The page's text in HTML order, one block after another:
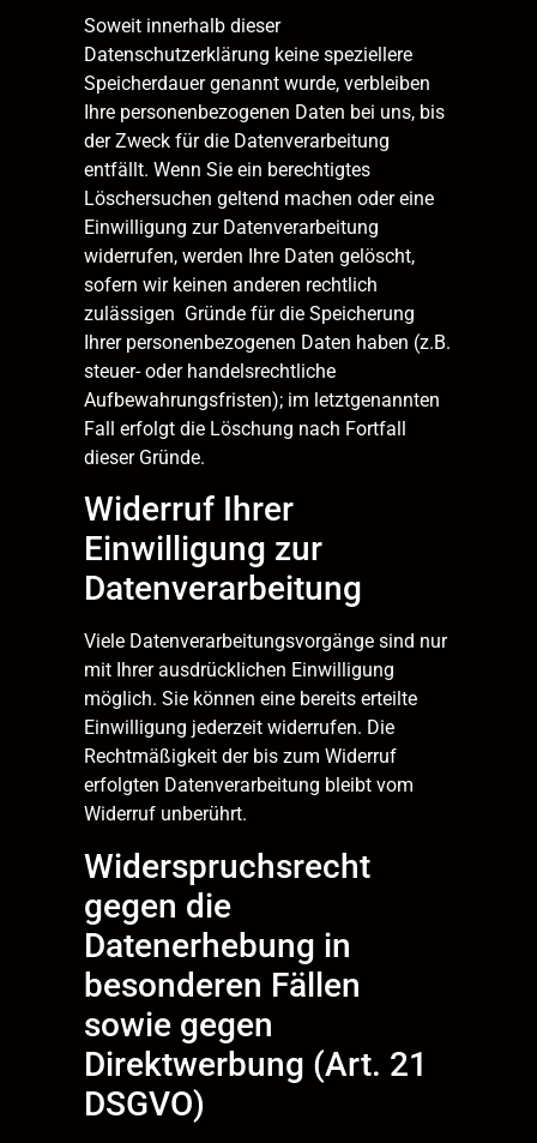
Soweit innerhalb dieser
Datenschutzerklärung keine speziellere
Speicherdauer genannt wurde, verbleiben
Ihre personenbezogenen Daten bei uns, bis
der Zweck für die Datenverarbeitung
entfällt. Wenn Sie ein berechtigtes
Löschersuchen geltend machen oder eine
Einwilligung zur Datenverarbeitung
widerrufen, werden Ihre Daten gelöscht,
sofern wir keinen anderen rechtlich
zulässigen Gründe für die Speicherung
Ihrer personenbezogenen Daten haben (z.B.
steuer- oder handelsrechtliche
Aufbewahrungsfristen); im letztgenannten
Fall erfolgt die Löschung nach Fortfall
dieser Gründe.
Widerruf Ihrer
Einwilligung zur
Datenverarbeitung
Viele Datenverarbeitungsvorgänge sind nur
mit Ihrer ausdrücklichen Einwilligung
möglich. Sie können eine bereits erteilte
Einwilligung jederzeit widerrufen. Die
Rechtmäßigkeit der bis zum Widerruf
erfolgten Datenverarbeitung bleibt vom
Widerruf unberührt.
Widerspruchsrecht
gegen die
Datenerhebung in
besonderen Fällen
sowie gegen
Direktwerbung (Art. 21
DSGVO)